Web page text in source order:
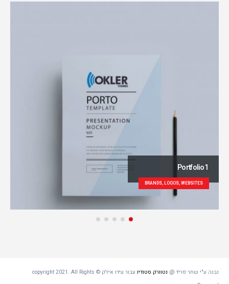
Portfolio1
BRANDS, LOGOS, WEBSITES
נבנה ע"י שחר פריד @ נטוורק סטודיו
עבור עידו איז'ק © copyright 2021. All Rights